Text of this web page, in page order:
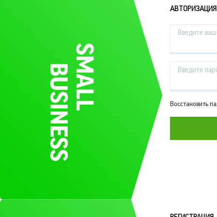
АВТОРИЗАЦИЯ
Введите
Введите
Восстановить